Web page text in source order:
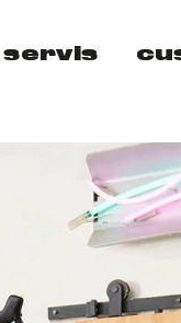
servis